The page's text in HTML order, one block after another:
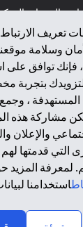
تعريف
وسلامة
فإنك توافق على
لتزويدك بتجربة
المستهدفة ،
مشاركة هذه
والإعلان
التي قدمتها
لمعرفة المزيد
استخدامنا
والخدمات
الأوروبي أو
أو جيرسي أو
مان أو المملكة
العامة \
نيوزيلندا).
تفسيره على
المنتجات
الأفراد.
النيوزيلندي
2025 citibank.ae